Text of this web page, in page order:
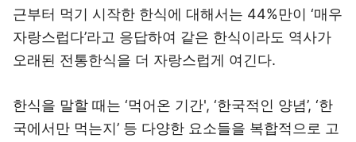
근부터 먹기 시작한 한식에 대해서는 44%만이 ‘매우
자랑스럽다’라고 응답하여 같은 한식이라도 역사가
오래된 전통한식을 더 자랑스럽게 여긴다.
한식을 말할 때는 ‘먹어온 기간', ‘한국적인 양념’, ‘한
국에서만 먹는지’ 등 다양한 요소들을 복합적으로 고